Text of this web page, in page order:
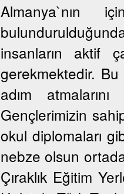
Almanya`nın
insanların aktif
gerekmektedir.
adım
Gençlerimizin
okul diplomaları
nebze olsun
Çıraklık Eğitim